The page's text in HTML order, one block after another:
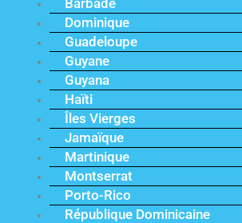
Dominique
Guadeloupe
Guyane
Guyana
Haïti
Îles Vierges
Jamaïque
Martinique
Montserrat
Porto-Rico
République Dominicaine